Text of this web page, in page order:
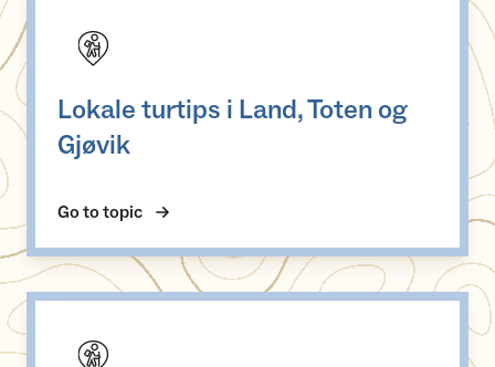
Lokale turtips i Land, Toten og
Gjøvik
Go to topic